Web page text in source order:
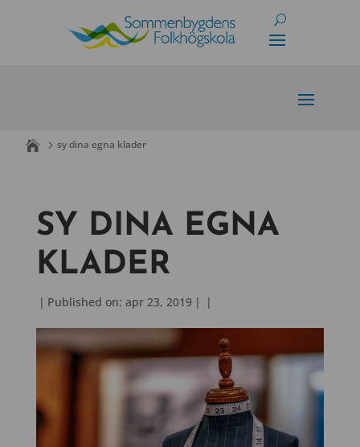
sy dina egna klader
SY DINA EGNA
KLADER
| Published on: apr 23, 2019 | |